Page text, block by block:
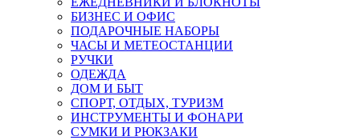
БИЗНЕС И ОФИС
ПОДАРОЧНЫЕ НАБОРЫ
ЧАСЫ И МЕТЕОСТАНЦИИ
РУЧКИ
ОДЕЖДА
ДОМ И БЫТ
СПОРТ, ОТДЫХ, ТУРИЗМ
ИНСТРУМЕНТЫ И ФОНАРИ
СУМКИ И РЮКЗАКИ